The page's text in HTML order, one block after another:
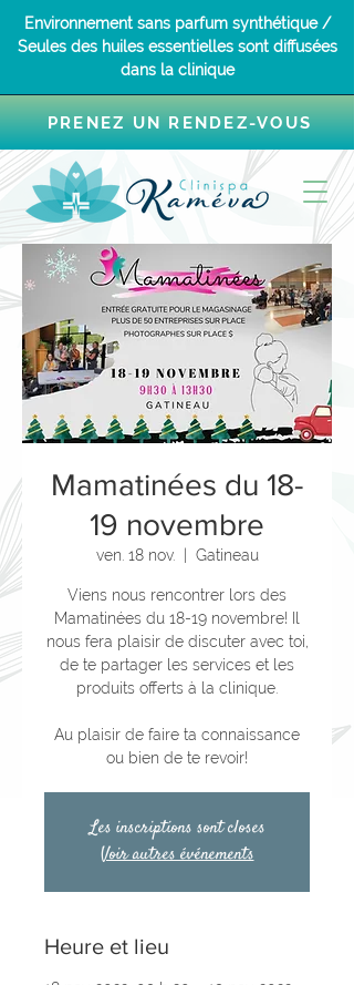
PRENEZ UN RENDEZ-VOUS
Environnement sans parfum synthétique /
Seules des huiles essentielles sont diffusées
dans la clinique
Mamatinées du 18-
19 novembre
ven. 18 nov. Gatineau
Viens nous rencontrer lors des
Mamatinées du 18-19 novembre! Il
nous fera plaisir de discuter avec toi,
de te partager les services et les
produits offerts à la clinique.
Au plaisir de faire ta connaissance
ou bien de te revoir!
Les inscriptions sont closes
Voir autres événements
Heure et lieu